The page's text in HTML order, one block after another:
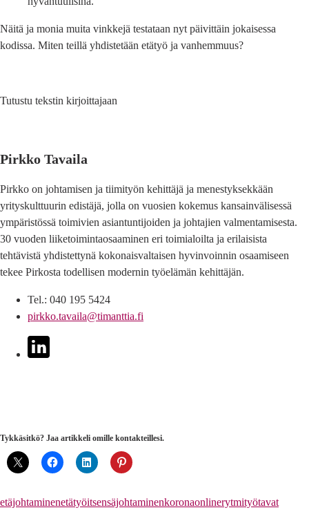
Näitä ja monia muita vinkkejä testataan nyt päivittäin jokaisessa
kodissa. Miten teillä yhdistetään etätyö ja vanhemmuus?
Tutustu tekstin kirjoittajaan
Pirkko Tavaila
Pirkko on johtamisen ja tiimityön kehittäjä ja menestyksekkään
yrityskulttuurin edistäjä, jolla on vuosien kokemus kansainvälisessä
ympäristössä toimivien asiantuntijoiden ja johtajien valmentamisesta.
30 vuoden liiketoimintaosaaminen eri toimialoilta ja erilaisista
tehtävistä yhdistettynä kokonaisvaltaisen hyvinvoinnin osaamiseen
tekee Pirkosta todellisen modernin työelämän kehittäjän.
Tel.: 040 195 5424
pirkko.tavaila@timanttia.fi
linkedin
Tykkäsitkö? Jaa artikkeli omille kontakteillesi.
etäjohtaminenetätyöitsensäjohtaminenkoronaonlinerytmityötavat